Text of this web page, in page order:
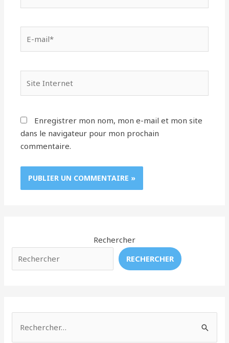
mail*
Internet
Enregistrer mon nom, mon e-mail et mon site
dans le navigateur pour mon prochain
commentaire.
Rechercher
RECHERCHER